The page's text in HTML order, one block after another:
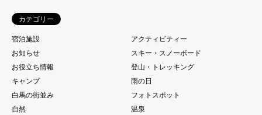
カテゴリー
宿泊施設
アクティビティー
お知らせ
スキー・スノーボード
お役立ち情報
登山・トレッキング
キャンプ
雨の日
白馬の街並み
フォトスポット
自然
温泉